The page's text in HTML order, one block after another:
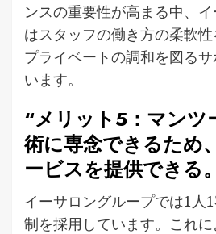
ンスの重要性が高まる中、
はスタッフの働き方の柔軟
プライベートの調和を図る
います。
“メリット5：マンツ
術に専念できるため
ービスを提供できる
イーサロングループでは1人
制を採用しています。これ